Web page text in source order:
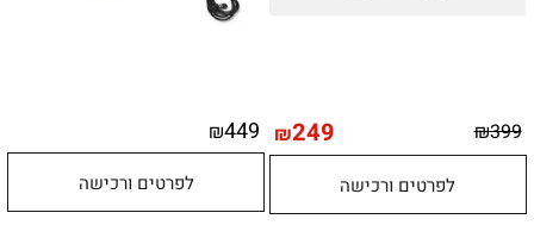
₪399
₪249
לפרטים ורכישה
₪449
לפרטים ורכישה